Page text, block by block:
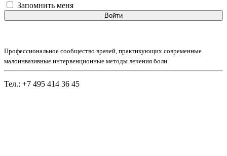
Запомнить меня
Войти
Профессиональное сообщество врачей, практикующих современные
малоинвазивные интервенционные методы лечения боли
Тел.: +7 495 414 36 45